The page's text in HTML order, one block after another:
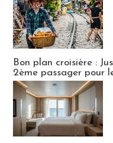
Bon plan croisière :
2ème passager pour